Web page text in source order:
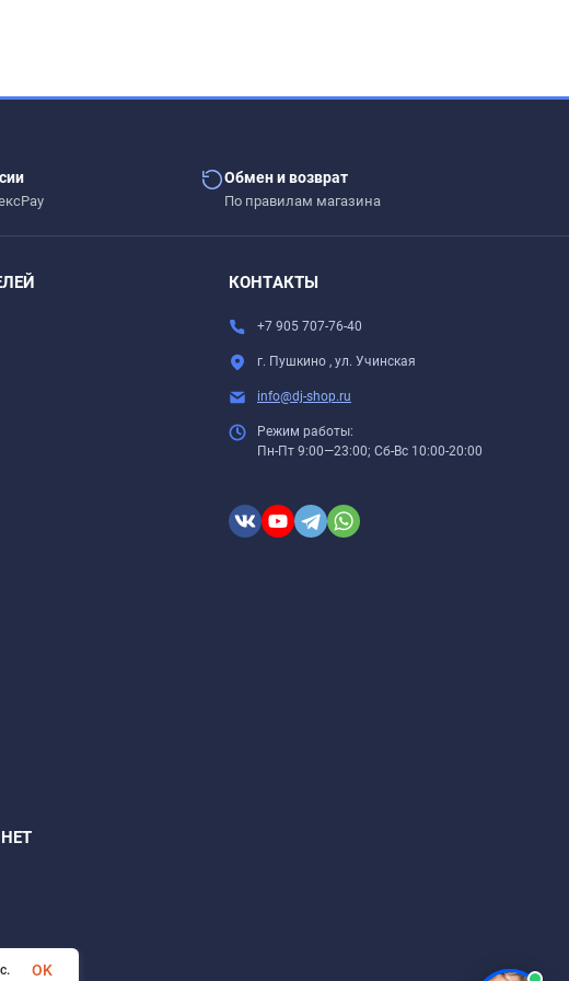
пленки, протрите её поверхность влажной
Обмен и возврат
По правилам магазина
КОНТАКТЫ
+7 905 707-76-40
г. Пушкино , ул. Учинская
info@dj-shop.ru
Режим работы:
Пн-Пт 9:00—23:00; Сб-Вс 10:00-20:00
OK